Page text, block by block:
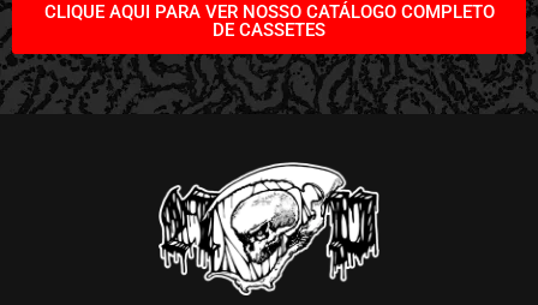
CLIQUE AQUI PARA VER NOSSO CATÁLOGO COMPLETO
DE CASSETES